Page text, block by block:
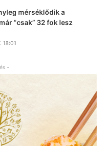
mérséklődik a
“csak” 32 fok lesz
18:01
-